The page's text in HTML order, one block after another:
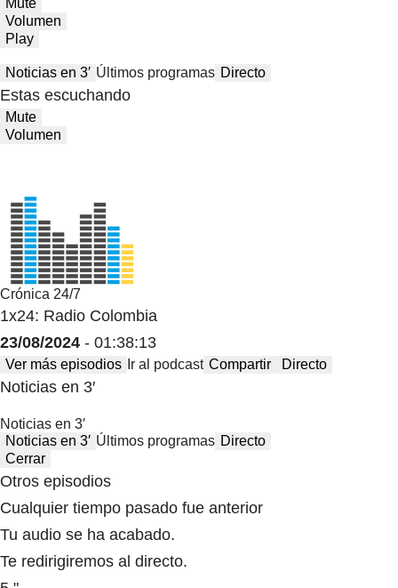
Volumen
Play
Noticias en 3′ Últimos programas Directo
Estas escuchando
Mute
Volumen
Crónica 24/7
1x24: Radio Colombia
23/08/2024 - 01:38:13
Ver más episodios Ir al podcast Compartir Directo
Noticias en 3′
Noticias en 3′
Noticias en 3′ Últimos programas Directo
Cerrar
Otros episodios
Cualquier tiempo pasado fue anterior
Tu audio se ha acabado.
Te redirigiremos al directo.